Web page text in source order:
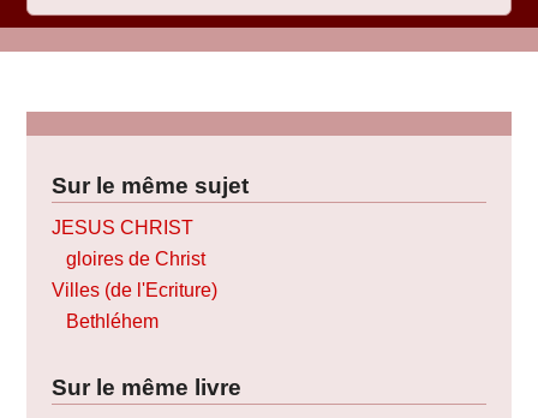
Sur le même sujet
JESUS CHRIST
gloires de Christ
Villes (de l'Ecriture)
Bethléhem
Sur le même livre